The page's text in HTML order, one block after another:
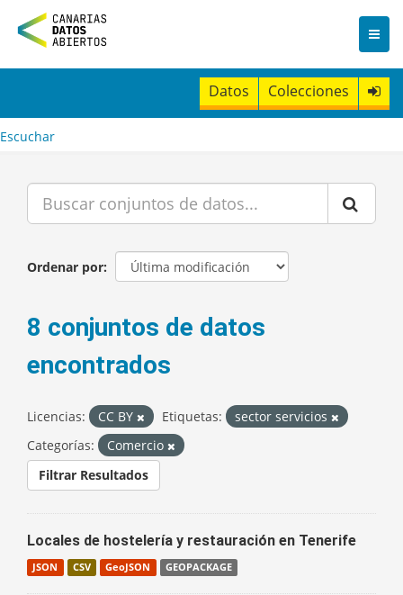
n
t
Datos Colecciones
Escuchar
Ordenar por
8 conjuntos de datos
encontrados
Licencias: CC BY Etiquetas:
sector servicios
Categorías:
Comercio
Filtrar Resultados
Locales de hostelería y restauración en Tenerife
JSON CSV GeoJSON GEOPACKAGE